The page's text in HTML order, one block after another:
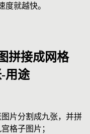
度就越快。
拼接成网格
用途
片分割成九张，并拼
格子图片；